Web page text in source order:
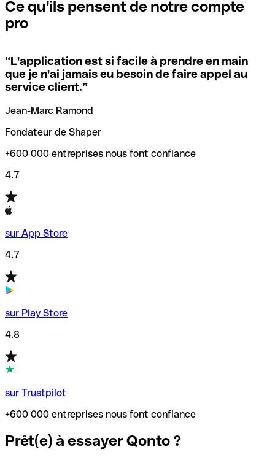
signifie que vous avez le code de l'une des succursales
locales.
Si vous n'êtes pas sûr du code SWIFT que vous devriez
utiliser, nous avons développé un outil de recherche de
codes SWIFT par nom de banque.
vérification/recherche de codes SWIFT. Ainsi, vous pouvez
trouver et vérifier vos codes SWIFT avant de réaliser vos
transferts d’argent.
Ce qu'ils pensent de notre compte
pro
“L'application est si facile à prendre en main
que je n'ai jamais eu besoin de faire appel au
service client.”
Jean-Marc Ramond
Fondateur de Shaper
+600 000 entreprises nous font confiance
4.7
sur App Store
4.7
sur Play Store
4.8
sur Trustpilot
+600 000 entreprises nous font confiance
Prêt(e) à essayer Qonto ?